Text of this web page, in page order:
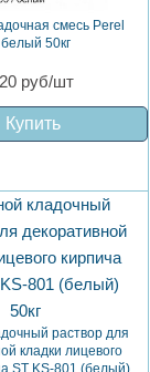
смесь Perel
50кг
руб/шт
Купить
раствор для
кладки лицевого
ST KS-801 (белый)